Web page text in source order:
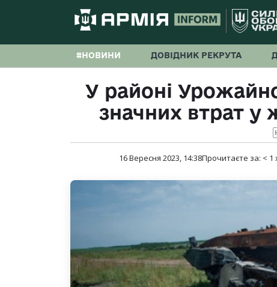
#НОВИНИ ДОВІДНИК РЕКРУТА
У районі
значних втрат у
16 Вересня 2023, 14:38Прочитаєте за: < 1